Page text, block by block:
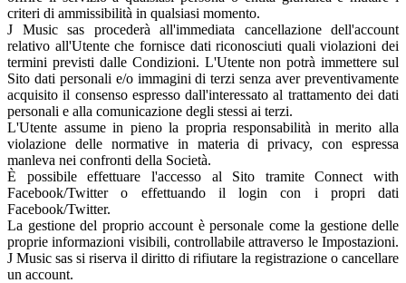
criteri di ammissibilità in qualsiasi momento.
J Music sas procederà all'immediata cancellazione dell'account
relativo all'Utente che fornisce dati riconosciuti quali violazioni dei
termini previsti dalle Condizioni. L'Utente non potrà immettere sul
Sito dati personali e/o immagini di terzi senza aver preventivamente
acquisito il consenso espresso dall'interessato al trattamento dei dati
personali e alla comunicazione degli stessi ai terzi.
L'Utente assume in pieno la propria responsabilità in merito alla
violazione delle normative in materia di privacy, con espressa
manleva nei confronti della Società.
È possibile effettuare l'accesso al Sito tramite Connect with
Facebook/Twitter o effettuando il login con i propri dati
Facebook/Twitter.
La gestione del proprio account è personale come la gestione delle
proprie informazioni visibili, controllabile attraverso le Impostazioni.
J Music sas si riserva il diritto di rifiutare la registrazione o cancellare
un account.